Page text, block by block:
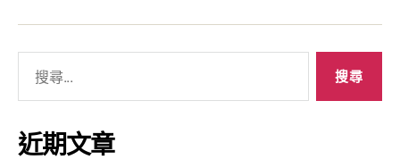
關
鍵
字:
近期文章